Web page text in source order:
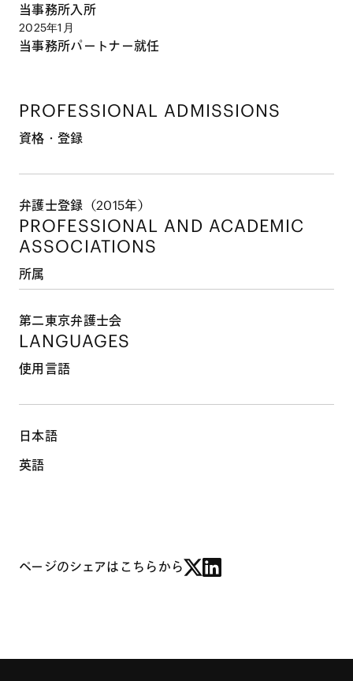
当事務所入所
2025年1月
当事務所パートナー就任
PROFESSIONAL ADMISSIONS
資格・登録
弁護士登録（2015年）
PROFESSIONAL AND ACADEMIC
ASSOCIATIONS
所属
第二東京弁護士会
LANGUAGES
使用言語
日本語
英語
ページのシェアはこちらから